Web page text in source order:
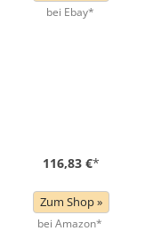
bei Ebay*
116,83 €*
Zum Shop »
bei Amazon*